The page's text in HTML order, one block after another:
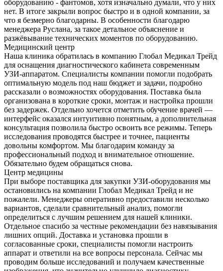
оборудованию - фантомов, хотя изначально думали, что у них
нет. В итоге закрыли вопрос быстро и в одной компании, за
что я безмерно благодарны. В особенности благодарю
менеджера Руслана, за такое детальное объяснение и
разжёвывание технических моментов по оборудованию.
Медицинский центр
Наша клиника обратилась в компанию Глобал Медикал Трейд
для оснащения диагностического кабинета современным
УЗИ-аппаратом. Специалисты компании помогли подобрать
оптимальную модель под наш бюджет и задачи, подробно
рассказали о возможностях оборудования. Поставка была
организована в короткие сроки, монтаж и настройка прошли
без задержек. Отдельно хочется отметить обучение врачей —
интерфейс оказался интуитивно понятным, а дополнительная
консультация позволила быстро освоить все режимы. Теперь
исследования проводятся быстрее и точнее, пациенты
довольны комфортом. Мы благодарим команду за
профессиональный подход и внимательное отношение.
Обязательно будем обращаться снова.
Центр медицины
При выборе поставщика для закупки УЗИ-оборудования мы
остановились на компании Глобал Медикал Трейд и не
пожалели. Менеджеры оперативно предоставили несколько
вариантов, сделали сравнительный анализ, помогли
определиться с лучшим решением для нашей клиники.
Отдельное спасибо за честные рекомендации без навязывания
лишних опций. Доставка и установка прошли в
согласованные сроки, специалисты помогли настроить
аппарат и ответили на все вопросы персонала. Сейчас мы
проводим больше исследований и получаем качественные